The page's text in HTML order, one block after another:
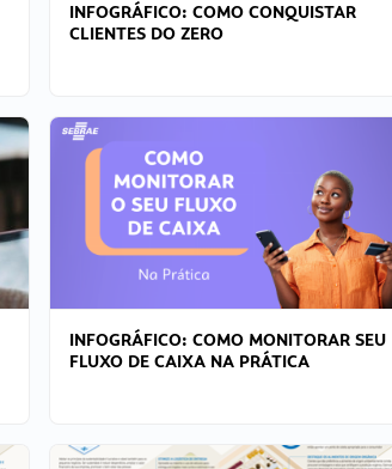
INFOGRÁFICO: COMO CONQUISTAR
CLIENTES DO ZERO
INFOGRÁFICO: COMO MONITORAR SEU
FLUXO DE CAIXA NA PRÁTICA